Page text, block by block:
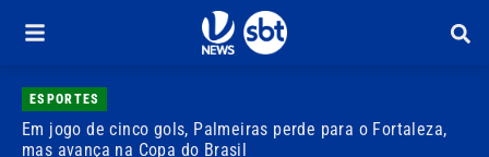
ESPORTES
Em jogo de cinco gols, Palmeiras perde para o Fortaleza,
mas avança na Copa do Brasil